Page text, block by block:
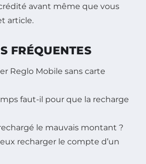
avant même que vous
article.
FRÉQUENTES
Reglo Mobile sans carte
faut-il pour que la recharge
le mauvais montant ?
recharger le compte d’un